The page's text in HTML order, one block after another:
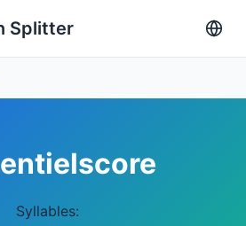
Splitter
Syllables: